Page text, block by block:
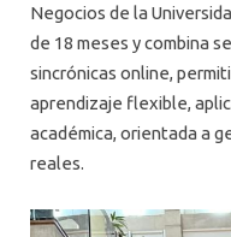
Negocios de la
de 18 meses y combina
sincrónicas online,
aprendizaje flexible,
académica, orientada a
reales.